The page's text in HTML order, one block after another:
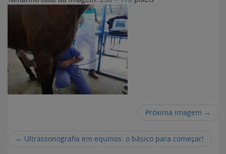
Próxima imagem →
← Ultrassonografia em equinos: o básico para começar!